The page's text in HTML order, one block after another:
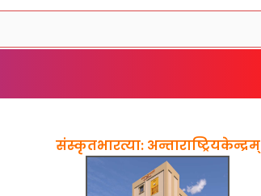
संस्कृतभारत्या: अन्ताराष्ट्रियकेन्द्रम्